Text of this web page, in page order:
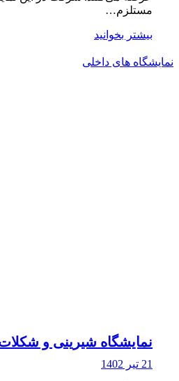
مستلزم…
بیشتر بخوانید
نمایشگاه های داخلی
نمایشگاه شیرینی و شکلات
21 تیر 1402